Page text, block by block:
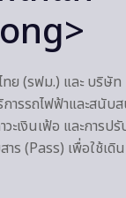
ย (รฟม.) และ บริษั
ารรถไฟฟ้าและสนับ
ะเงินเฟ้อ และการ
าร (Pass) เพื่อใช้เ